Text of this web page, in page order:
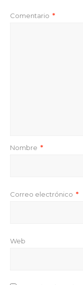
Comentario *
Nombre *
Correo electrónico *
Web